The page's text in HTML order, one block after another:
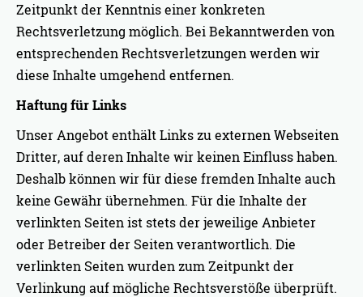
Zeitpunkt der Kenntnis einer konkreten
Rechtsverletzung möglich. Bei Bekanntwerden von
entsprechenden Rechtsverletzungen werden wir
diese Inhalte umgehend entfernen.
Haftung für Links
Unser Angebot enthält Links zu externen Webseiten
Dritter, auf deren Inhalte wir keinen Einfluss haben.
Deshalb können wir für diese fremden Inhalte auch
keine Gewähr übernehmen. Für die Inhalte der
verlinkten Seiten ist stets der jeweilige Anbieter
oder Betreiber der Seiten verantwortlich. Die
verlinkten Seiten wurden zum Zeitpunkt der
Verlinkung auf mögliche Rechtsverstöße überprüft.